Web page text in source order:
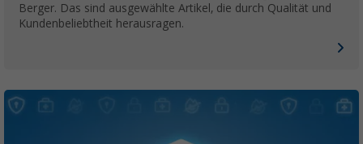
Berger. Das sind ausgewählte Artikel, die durch Qualität und
Kundenbeliebtheit herausragen.